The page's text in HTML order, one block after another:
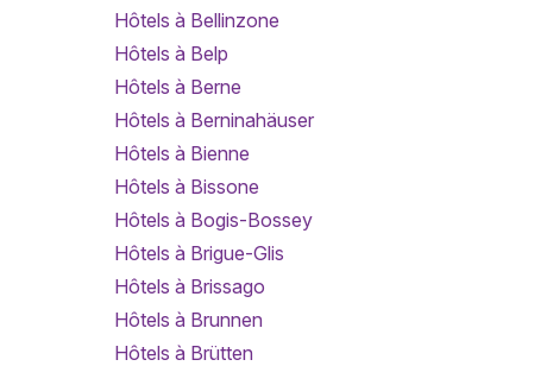
Hôtels à Bellinzone
Hôtels à Belp
Hôtels à Berne
Hôtels à Berninahäuser
Hôtels à Bienne
Hôtels à Bissone
Hôtels à Bogis-Bossey
Hôtels à Brigue-Glis
Hôtels à Brissago
Hôtels à Brunnen
Hôtels à Brütten